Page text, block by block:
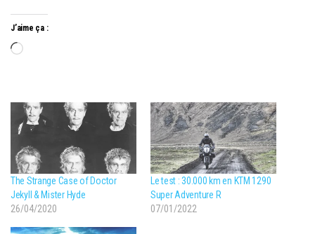
J’aime ça :
Chargement…
The Strange Case of Doctor
Jekyll & Mister Hyde
26/04/2020
Le test : 30.000 km en KTM 1290
Super Adventure R
07/01/2022